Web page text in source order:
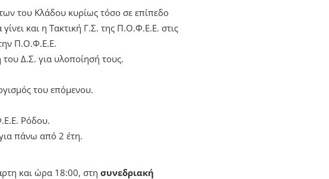
του Κλάδου κυρίως τόσο σε επίπεδο
και η Τακτική Γ.Σ. της Π.Ο.Φ.Ε.Ε. στις
Π.Ο.Φ.Ε.Ε.
Δ.Σ. για υλοποίησή τους.
του επόμενου.
Ρόδου.
πάνω από 2 έτη.
και ώρα 18:00, στη συνεδριακή